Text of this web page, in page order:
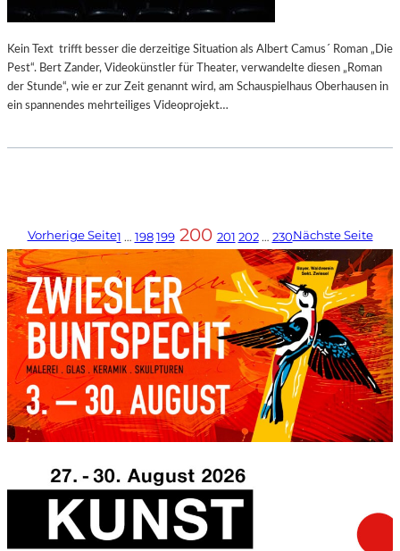
Kein Text trifft besser die derzeitige Situation als Albert Camus´ Roman „Die
Pest“. Bert Zander, Videokünstler für Theater, verwandelte diesen „Roman
der Stunde“, wie er zur Zeit genannt wird, am Schauspielhaus Oberhausen in
ein spannendes mehrteiliges Videoprojekt…
Vorherige Seite1 … 198 199 200 201 202 … 230Nächste Seite